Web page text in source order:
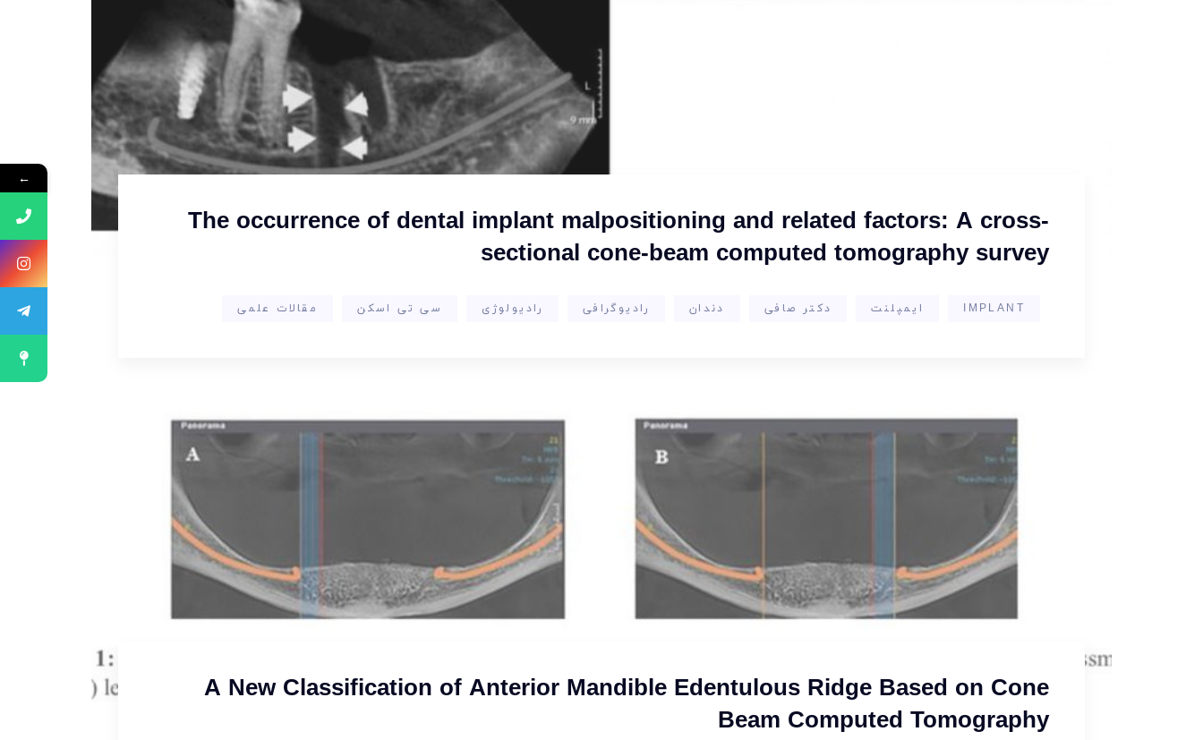
The occurrence of dental implant malpositioning and related factors: A cross-
sectional cone-beam computed tomography survey
IMPLANT ایمپلنت دکتر صافی دندان رادیوگرافی رادیولوژی سی تی اسکن مقالات علمی
A New Classification of Anterior Mandible Edentulous Ridge Based on Cone
Beam Computed Tomography
←